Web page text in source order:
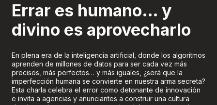
Errar es humano… y
divino es aprovecharlo
En plena era de la inteligencia artificial, donde los algoritmos
aprenden de millones de datos para ser cada vez más
precisos, más perfectos… y más iguales, ¿será que la
imperfección humana se convierte en nuestra arma secreta?
Esta charla celebra el error como detonante de innovación
e invita a agencias y anunciantes a construir una cultura